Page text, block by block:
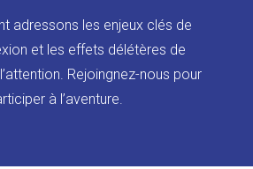
adressons les enjeux clés de
et les effets délétères de
Rejoingnez-nous pour
à l’aventure.